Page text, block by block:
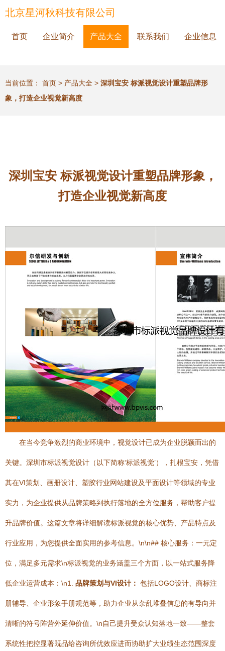
北京星河秋科技有限公司
首页 企业简介 产品大全 联系我们 企业信息
当前位置： 首页 > 产品大全 > 深圳宝安 标派视觉设计重塑品牌形
象，打造企业视觉新高度
深圳宝安 标派视觉设计重塑品牌形象，
打造企业视觉新高度
在当今竞争激烈的商业环境中，视觉设计已成为企业脱颖而出的
关键。深圳市标派视觉设计（以下简称‘标派视觉’），扎根宝安，凭借
其在VI策划、画册设计、塑胶行业网站建设及平面设计等领域的专业
实力，为企业提供从品牌策略到执行落地的全方位服务，帮助客户提
升品牌价值。这篇文章将详细解读标派视觉的核心优势、产品特点及
行业应用，为您提供全面实用的参考信息。\n\n## 核心服务：一元定
位，满足多元需求\n标派视觉的业务涵盖三个方面，以一站式服务降
低企业运营成本：\n1. 品牌策划与VI设计： 包括LOGO设计、商标注
册辅导、企业形象手册规范等，助力企业从杂乱堆叠信息的有导向并
清晰的符号阵营外延伸价值。\n​自己提升受众认知落地一致——整套
系统性把控显著既品给咨询所优效应进而协助扩大业绩生态范围深度